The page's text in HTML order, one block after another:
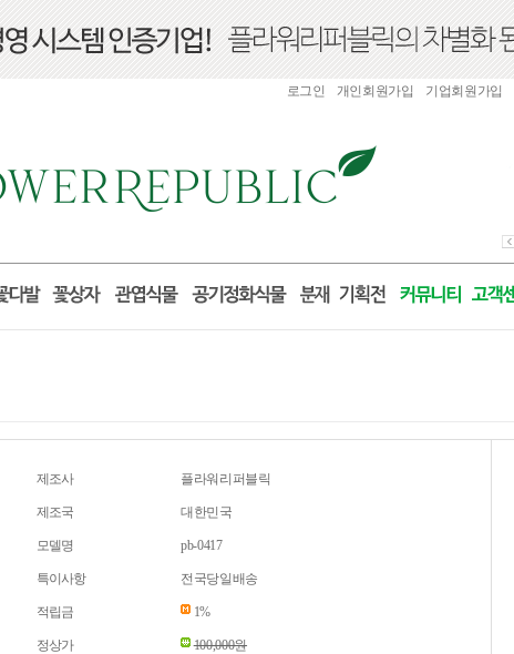
로그인 개인회원가입 기업회원가입
제조사 플라워리퍼블릭
제조국 대한민국
모델명 pb-0417
특이사항 전국당일배송
적립금 1%
정상가 100,000원